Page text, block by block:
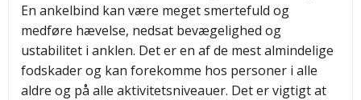
En ankelbind kan være meget smertefuld og
medføre hævelse, nedsat bevægelighed og
ustabilitet i anklen. Det er en af de mest almindelige
fodskader og kan forekomme hos personer i alle
aldre og på alle aktivitetsniveauer. Det er vigtigt at